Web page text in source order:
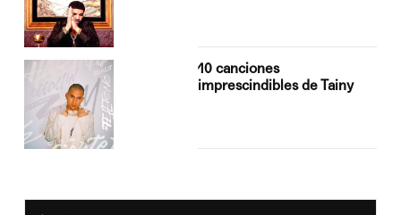
10 canciones
imprescindibles de Tainy